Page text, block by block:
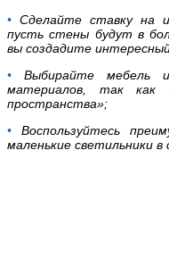
• Сделайте ставку на
пусть стены будут в
вы создадите
• Выбирайте мебель
материалов, так как
пространства»;
• Воспользуйтесь
маленькие светильники